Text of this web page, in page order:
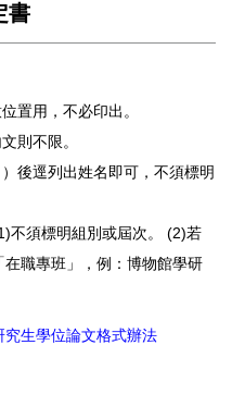
書
置用，不必印出。
文則不限。
後逕列出姓名即可，不須標明
不須標明組別或屆次。 (2)若
職專班」，例：博物館學研
究生學位論文格式辦法